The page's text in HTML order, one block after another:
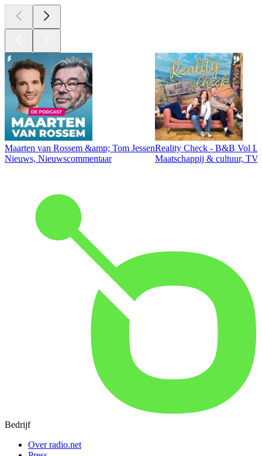
Maarten van Rossem &amp; Tom Jessen
Nieuws, Nieuwscommentaar
Reality Check - B&B Vol
Maatschappij & cultuur,
Bedrijf
Over radio.net